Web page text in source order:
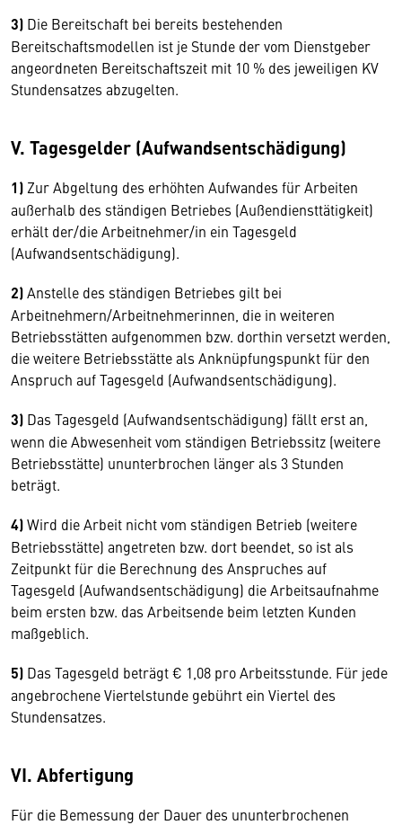
3) Die Bereitschaft bei bereits bestehenden
Bereitschaftsmodellen ist je Stunde der vom Dienstgeber
angeordneten Bereitschaftszeit mit 10 % des jeweiligen KV
Stundensatzes abzugelten.
V. Tagesgelder (Aufwandsentschädigung)
1) Zur Abgeltung des erhöhten Aufwandes für Arbeiten
außerhalb des ständigen Betriebes (Außendiensttätigkeit)
erhält der/die Arbeitnehmer/in ein Tagesgeld
(Aufwandsentschädigung).
2)Anstelle des ständigen Betriebes gilt bei
Arbeitnehmern/Arbeitnehmerinnen, die in weiteren
Betriebsstätten aufgenommen bzw. dorthin versetzt werden,
die weitere Betriebsstätte als Anknüpfungspunkt für den
Anspruch auf Tagesgeld (Aufwandsentschädigung).
3) Das Tagesgeld (Aufwandsentschädigung) fällt erst an,
wenn die Abwesenheit vom ständigen Betriebssitz (weitere
Betriebsstätte) ununterbrochen länger als 3 Stunden
beträgt.
4)Wird die Arbeit nicht vom ständigen Betrieb (weitere
Betriebsstätte) angetreten bzw. dort beendet, so ist als
Zeitpunkt für die Berechnung des Anspruches auf
Tagesgeld (Aufwandsentschädigung) die Arbeitsaufnahme
beim ersten bzw. das Arbeitsende beim letzten Kunden
maßgeblich.
5) Das Tagesgeld beträgt € 1,08 pro Arbeitsstunde. Für jede
angebrochene Viertelstunde gebührt ein Viertel des
Stundensatzes.
VI. Abfertigung
Für die Bemessung der Dauer des ununterbrochenen